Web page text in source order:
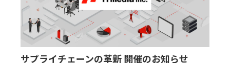
サプライチェーンの革新 開催のお知らせ